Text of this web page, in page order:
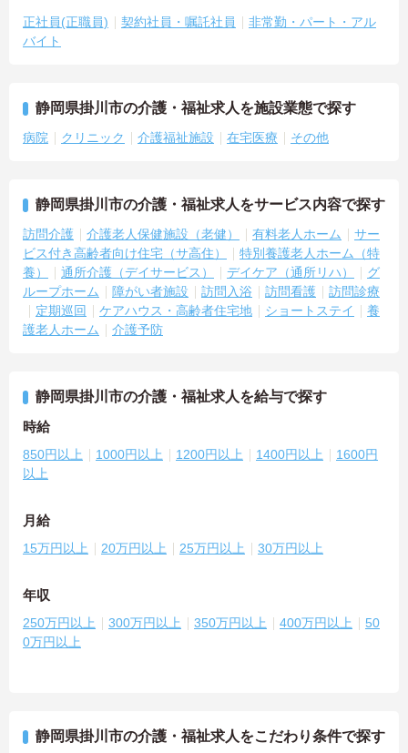
正社員(正職員) 契約社員・嘱託社員
非常勤・パート・アル
バイト
静岡県掛川市の介護・福祉求人を施設業態で探す
病院 クリニック 介護福祉施設 在宅医療 その他
静岡県掛川市の介護・福祉求人をサービス内容で探す
訪問介護 介護老人保健施設（老健） 有料老人ホーム
サー
ビス付き高齢者向け住宅（サ高住）
特別養護老人ホーム（特
養）
通所介護（デイサービス） デイケア（通所リハ）
グ
ループホーム
障がい者施設 訪問入浴 訪問看護
訪問診療
定期巡回
ケアハウス・高齢者住宅地 ショートステイ
養
護老人ホーム
介護予防
静岡県掛川市の介護・福祉求人を給与で探す
時給
850円以上 1000円以上 1200円以上 1400円以上
1600円
以上
月給
15万円以上 20万円以上 25万円以上 30万円以上
年収
250万円以上 300万円以上 350万円以上 400万円以上
50
0万円以上
静岡県掛川市の介護・福祉求人をこだわり条件で探す